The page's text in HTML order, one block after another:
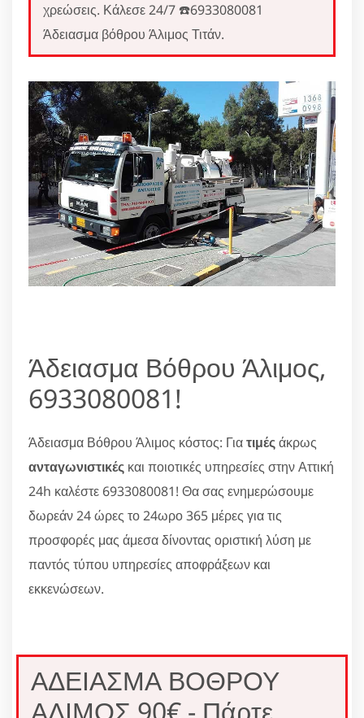
χρεώσεις. Κάλεσε 24/7 ☎️6933080081
Άδειασμα βόθρου Άλιμος Τιτάν.
Άδειασμα Βόθρου Άλιμος,
6933080081!
Άδειασμα Βόθρου Άλιμος κόστος: Γιατιμέςάκρως
ανταγωνιστικές και ποιοτικές υπηρεσίες στην Αττική
24h καλέστε 6933080081! Θα σας ενημερώσουμε
δωρεάν 24 ώρες το 24ωρο 365 μέρες για τις
προσφορές μας άμεσα δίνοντας οριστική λύση με
παντός τύπου υπηρεσίες αποφράξεων και
εκκενώσεων.
ΑΔΕΙΑΣΜΑ ΒΟΘΡΟΥ